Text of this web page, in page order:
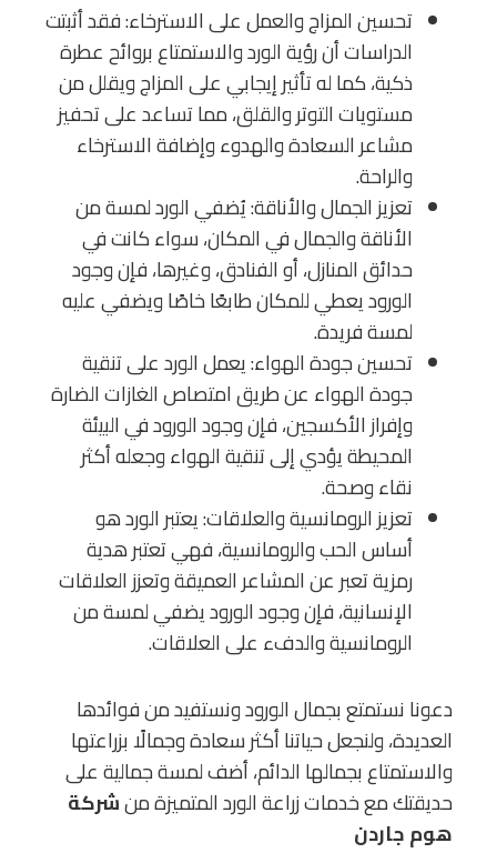
تحسين المزاج والعمل على الاسترخاء: فقد أثبتت
الدراسات أن رؤية الورد والاستمتاع بروائح عطرة
ذكية، كما له تأثير إيجابي على المزاج ويقلل من
مستويات التوتر والقلق، مما تساعد على تحفيز
مشاعر السعادة والهدوء وإضافة الاسترخاء
والراحة.
تعزيز الجمال والأناقة: يُضفي الورد لمسة من
الأناقة والجمال في المكان، سواء كانت في
حدائق المنازل، أو الفنادق، وغيرها، فإن وجود
الورود يعطي للمكان طابعًا خاصًا ويضفي عليه
لمسة فريدة.
تحسين جودة الهواء: يعمل الورد على تنقية
جودة الهواء عن طريق امتصاص الغازات الضارة
وإفراز الأكسجين، فإن وجود الورود في البيئة
المحيطة يؤدي إلى تنقية الهواء وجعله أكثر
نقاء وصحة.
تعزيز الرومانسية والعلاقات: يعتبر الورد هو
أساس الحب والرومانسية، فهي تعتبر هدية
رمزية تعبر عن المشاعر العميقة وتعزز العلاقات
الإنسانية، فإن وجود الورود يضفي لمسة من
الرومانسية والدفء على العلاقات.
دعونا نستمتع بجمال الورود ونستفيد من فوائدها
العديدة، ولنجعل حياتنا أكثر سعادة وجمالًا بزراعتها
والاستمتاع بجمالها الدائم، أضف لمسة جمالية على
حديقتك مع خدمات زراعة الورد المتميزة منشركة
هوم جاردن